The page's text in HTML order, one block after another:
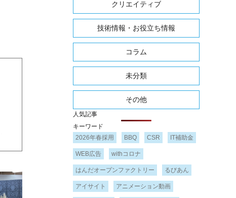
クリエイティブ
技術情報・お役立ち情報
コラム
未分類
その他
人気記事
キーワード
2026年春採用
BBQ CSR IT補助金
WEB広告 withコロナ
はんだオープンファクトリー るびあん
アイサイト アニメーション動画